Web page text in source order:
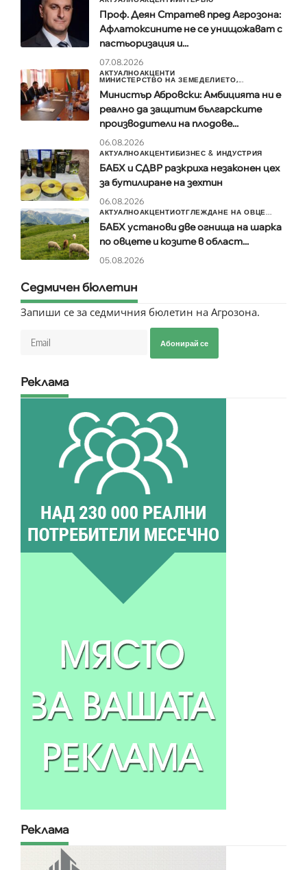
Проф. Деян Стратев пред Агрозона:
Афлатоксините не се унищожават с
пастьоризация и...
07.08.2026
АКТУАЛНОАКЦЕНТИ
МИНИСТЕРСТВО НА ЗЕМЕДЕЛИЕТО,...
Министър Абровски: Амбицията ни е
реално да защитим българските
производители на плодове...
06.08.2026
АКТУАЛНОАКЦЕНТИБИЗНЕС & ИНДУСТРИЯ
БАБХ и СДВР разкриха незаконен цех
за бутилиране на зехтин
06.08.2026
АКТУАЛНОАКЦЕНТИОТГЛЕЖДАНЕ НА ОВЦЕ...
БАБХ установи две огнища на шарка
по овцете и козите в област...
05.08.2026
Седмичен бюлетин
Запиши се за седмичния бюлетин на Агрозона.
Абонирай се
Реклама
Реклама